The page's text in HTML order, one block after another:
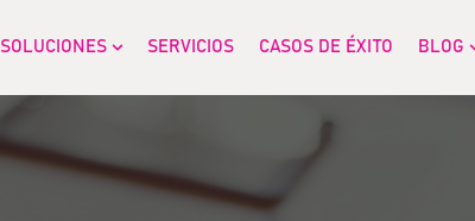
SOLUCIONES SERVICIOS CASOS DE ÉXITO BLOG